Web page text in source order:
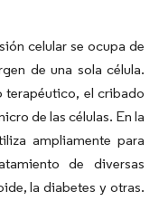
celular se ocupa de
de una sola célula.
terapéutico, el cribado
de las células. En la
ampliamente para
de diversas
la diabetes y otras.